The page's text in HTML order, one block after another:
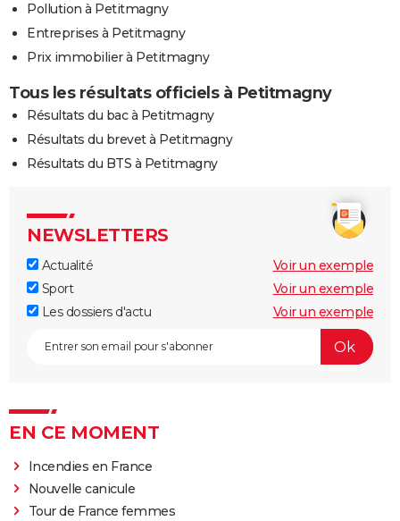
Pollution à Petitmagny
Entreprises à Petitmagny
Prix immobilier à Petitmagny
Tous les résultats officiels à Petitmagny
Résultats du bac à Petitmagny
Résultats du brevet à Petitmagny
Résultats du BTS à Petitmagny
NEWSLETTERS
Actualité
Voir un exemple
Sport
Voir un exemple
Les dossiers d'actu
Voir un exemple
EN CE MOMENT
Incendies en France
Nouvelle canicule
Tour de France femmes